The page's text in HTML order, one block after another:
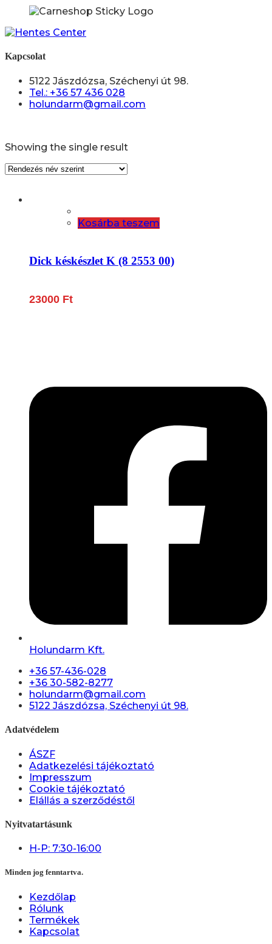
Kapcsolat
5122 Jászdózsa, Széchenyi út 98.
Tel.: +36 57 436 028
holundarm@gmail.com
Showing the single result
Kosárba teszem
Dick késkészlet K (8 2553 00)
23000 Ft
Holundarm Kft.
+36 57-436-028
+36 30-582-8277
holundarm@gmail.com
5122 Jászdózsa, Széchenyi út 98.
Adatvédelem
ÁSZF
Adatkezelési tájékoztató
Impresszum
Cookie tájékoztató
Elállás a szerződéstől
Nyitvatartásunk
H-P: 7:30-16:00
Minden jog fenntartva.
Kezdőlap
Rólunk
Termékek
Kapcsolat